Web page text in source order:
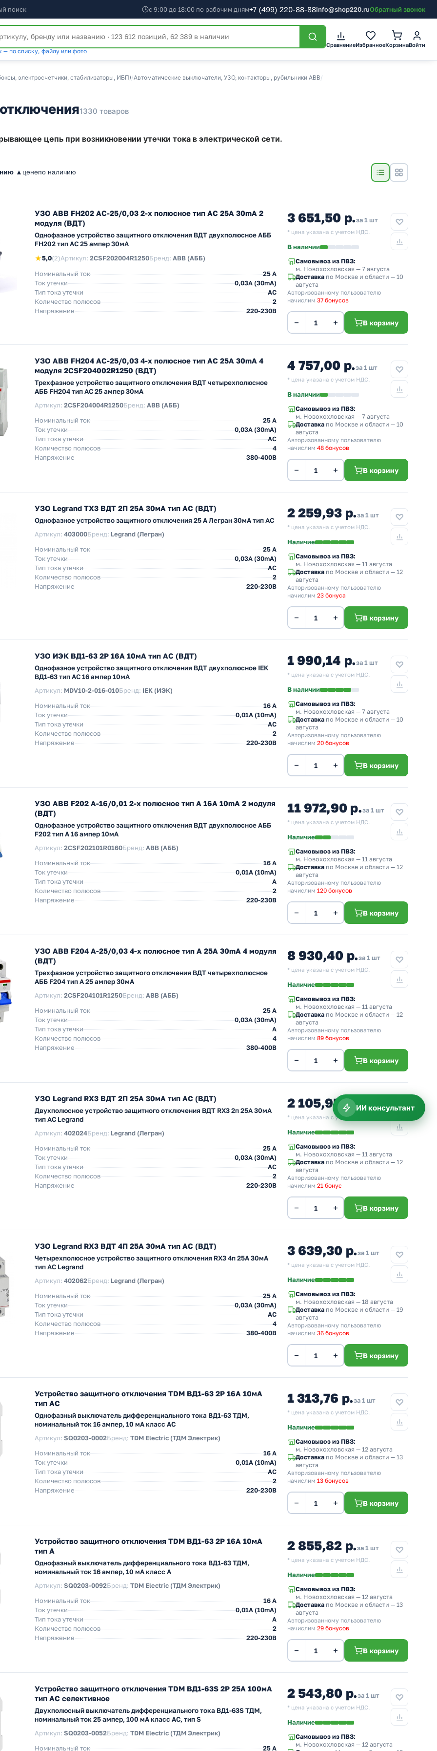
поиск с 9:00 до 18:00 по рабочим дням+7 (499) 220-88-88info@shop220.ruОбратный звонок
— по списку, файлу или фото
СравнениеИзбранноеКорзинаВойти
электросчетчики, стабилизаторы, ИБП)/Автоматические выключатели, УЗО, контакторы, рубильники ABB/
1330 товаров
цепь при возникновении утечки тока в электрической сети.
▲ ценепо наличию
УЗО ABB FH202 AC-25/0,03 2-х полюсное тип AC 25A 30mA 2
модуля (ВДТ)
Однофазное устройство защитного отключения ВДТ двухполюсное AББ
FH202 тип АС 25 ампер 30мА
★5,0(2)Артикул: 2CSF202004R1250Бренд: ABB (АББ)
Номинальный ток
25 A
Ток утечки
0,03A (30mA)
Тип тока утечки
AC
Количество полюсов
2
Напряжение
220-230В
3 651,50 р.за 1 шт
* цена указана с учетом НДС.
В наличии
Самовывоз из ПВЗ:
м. Новохохловская — 7 августа
Доставка по Москве и области — 10
августа
Авторизованному пользователю
начислим 37 бонусов
− + В корзину
УЗО ABB FH204 AC-25/0,03 4-х полюсное тип AC 25A 30mA 4
модуля 2CSF204002R1250 (ВДТ)
Трехфазное устройство защитного отключения ВДТ четырехполюсное
AББ FH204 тип АС 25 ампер 30мА
Артикул: 2CSF204004R1250Бренд: ABB (АББ)
Номинальный ток
25 A
Ток утечки
0,03A (30mA)
Тип тока утечки
AC
Количество полюсов
4
Напряжение
380-400В
4 757,00 р.за 1 шт
* цена указана с учетом НДС.
В наличии
Самовывоз из ПВЗ:
м. Новохохловская — 7 августа
Доставка по Москве и области — 10
августа
Авторизованному пользователю
начислим 48 бонусов
− + В корзину
УЗО Legrand TX3 ВДТ 2П 25А 30мА тип AC (ВДТ)
Однофазное устройство защитного отключения 25 А Легран 30мА тип АС
Артикул: 403000Бренд: Legrand (Легран)
Номинальный ток
25 A
Ток утечки
0,03A (30mA)
Тип тока утечки
AC
Количество полюсов
2
Напряжение
220-230В
2 259,93 р.за 1 шт
* цена указана с учетом НДС.
Наличие
Самовывоз из ПВЗ:
м. Новохохловская — 11 августа
Доставка по Москве и области — 12
августа
Авторизованному пользователю
начислим 23 бонуса
− + В корзину
УЗО ИЭК ВД1-63 2Р 16А 10мА тип AC (ВДТ)
Однофазное устройство защитного отключения ВДТ двухполюсное IEK
ВД1-63 тип АС 16 ампер 10мА
Артикул: MDV10-2-016-010Бренд: IEK (ИЭК)
Номинальный ток
16 A
Ток утечки
0,01A (10mA)
Тип тока утечки
AC
Количество полюсов
2
Напряжение
220-230В
1 990,14 р.за 1 шт
* цена указана с учетом НДС.
В наличии
Самовывоз из ПВЗ:
м. Новохохловская — 7 августа
Доставка по Москве и области — 10
августа
Авторизованному пользователю
начислим 20 бонусов
− + В корзину
УЗО ABB F202 A-16/0,01 2-х полюсное тип A 16A 10mA 2 модуля
(ВДТ)
Однофазное устройство защитного отключения ВДТ двухполюсное AББ
F202 тип А 16 ампер 10мА
Артикул: 2CSF202101R0160Бренд: ABB (АББ)
Номинальный ток
16 A
Ток утечки
0,01A (10mA)
Тип тока утечки
A
Количество полюсов
2
Напряжение
220-230В
11 972,90 р.за 1 шт
* цена указана с учетом НДС.
Наличие
Самовывоз из ПВЗ:
м. Новохохловская — 11 августа
Доставка по Москве и области — 12
августа
Авторизованному пользователю
начислим 120 бонусов
− + В корзину
УЗО ABB F204 A-25/0,03 4-х полюсное тип A 25A 30mA 4 модуля
(ВДТ)
Трехфазное устройство защитного отключения ВДТ четырехполюсное
AББ F204 тип А 25 ампер 30мА
Артикул: 2CSF204101R1250Бренд: ABB (АББ)
Номинальный ток
25 A
Ток утечки
0,03A (30mA)
Тип тока утечки
A
Количество полюсов
4
Напряжение
380-400В
8 930,40 р.за 1 шт
* цена указана с учетом НДС.
Наличие
Самовывоз из ПВЗ:
м. Новохохловская — 11 августа
Доставка по Москве и области — 12
августа
Авторизованному пользователю
начислим 89 бонусов
− + В корзину
УЗО Legrand RX3 ВДТ 2П 25А 30мА тип AC (ВДТ)
Двухполюсное устройство защитного отключения ВДТ RX3 2п 25А 30мА
тип AC Legrand
Артикул: 402024Бренд: Legrand (Легран)
Номинальный ток
25 A
Ток утечки
0,03A (30mA)
Тип тока утечки
AC
Количество полюсов
2
Напряжение
220-230В
2 105,95 р.за 1 шт
* цена указана с учетом НДС.
Наличие
Самовывоз из ПВЗ:
м. Новохохловская — 11 августа
Доставка по Москве и области — 12
августа
Авторизованному пользователю
начислим 21 бонус
− + В корзину
УЗО Legrand RX3 ВДТ 4П 25А 30мА тип AC (ВДТ)
Четырехполюсное устройство защитного отключения RX3 4п 25А 30мА
тип AC Legrand
Артикул: 402062Бренд: Legrand (Легран)
Номинальный ток
25 A
Ток утечки
0,03A (30mA)
Тип тока утечки
AC
Количество полюсов
4
Напряжение
380-400В
3 639,30 р.за 1 шт
* цена указана с учетом НДС.
Наличие
Самовывоз из ПВЗ:
м. Новохохловская — 18 августа
Доставка по Москве и области — 19
августа
Авторизованному пользователю
начислим 36 бонусов
− + В корзину
Устройство защитного отключения TDM ВД1-63 2Р 16А 10мА
тип АС
Однофазный выключатель дифференциального тока ВД1-63 ТДМ,
номинальный ток 16 ампер, 10 мА класс AC
Артикул: SQ0203-0002Бренд: TDM Electric (ТДМ Электрик)
Номинальный ток
16 A
Ток утечки
0,01A (10mA)
Тип тока утечки
AC
Количество полюсов
2
Напряжение
220-230В
1 313,76 р.за 1 шт
* цена указана с учетом НДС.
Наличие
Самовывоз из ПВЗ:
м. Новохохловская — 12 августа
Доставка по Москве и области — 13
августа
Авторизованному пользователю
начислим 13 бонусов
− + В корзину
Устройство защитного отключения TDM ВД1-63 2Р 16А 10мА
тип А
Однофазный выключатель дифференциального тока ВД1-63 ТДМ,
номинальный ток 16 ампер, 10 мА класс A
Артикул: SQ0203-0092Бренд: TDM Electric (ТДМ Электрик)
Номинальный ток
16 A
Ток утечки
0,01A (10mA)
Тип тока утечки
A
Количество полюсов
2
Напряжение
220-230В
2 855,82 р.за 1 шт
* цена указана с учетом НДС.
Наличие
Самовывоз из ПВЗ:
м. Новохохловская — 12 августа
Доставка по Москве и области — 13
августа
Авторизованному пользователю
начислим 29 бонусов
− + В корзину
Устройство защитного отключения TDM ВД1-63S 2Р 25А 100мА
тип АС селективное
Двухполюсный выключатель дифференциального тока ВД1-63S ТДМ,
номинальный ток 25 ампер, 100 мА класс AC, тип S
Артикул: SQ0203-0052Бренд: TDM Electric (ТДМ Электрик)
Номинальный ток
25 A
2 543,80 р.за 1 шт
* цена указана с учетом НДС.
Наличие
Самовывоз из ПВЗ:
м. Новохохловская — 12 августа
ИИ консультант